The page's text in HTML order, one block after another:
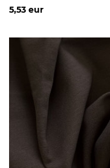
5,53 eur